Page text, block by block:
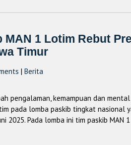
MAN 1 Lotim Rebut
Timur
| Berita
pengalaman, kemampuan dan
pada lomba paskib tingkat nasional
2025. Pada lomba ini tim paskib